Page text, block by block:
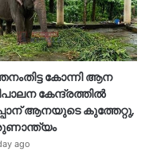
കോന്നി ആന
കേന്ദ്രത്തിൽ
ആനയുടെ കുത്തേറ്റു,
ago